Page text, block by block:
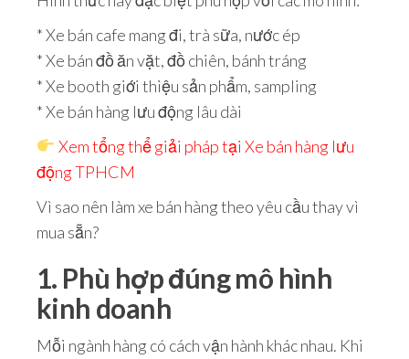
* Xe bán cafe mang đi, trà sữa, nước ép
* Xe bán đồ ăn vặt, đồ chiên, bánh tráng
* Xe booth giới thiệu sản phẩm, sampling
* Xe bán hàng lưu động lâu dài
Xem tổng thể giải pháp tại Xe bán hàng lưu
động TPHCM
Vì sao nên làm xe bán hàng theo yêu cầu thay vì
mua sẵn?
1. Phù hợp đúng mô hình
kinh doanh
Mỗi ngành hàng có cách vận hành khác nhau. Khi